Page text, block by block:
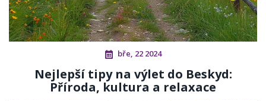
bře, 22 2024
Nejlepší tipy na výlet do Beskyd:
Příroda, kultura a relaxace